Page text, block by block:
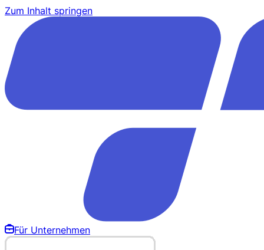
Zum Inhalt springen
Für Unternehmen